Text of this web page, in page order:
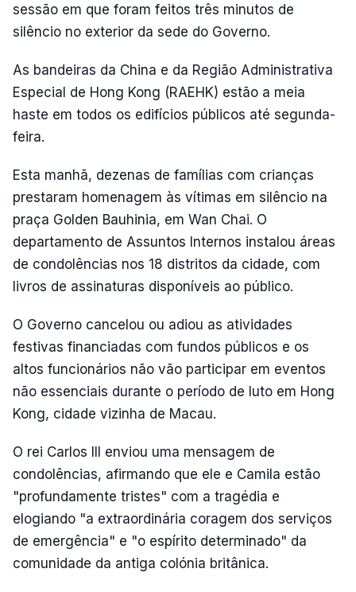
sessão em que foram feitos três minutos de
silêncio no exterior da sede do Governo.
As bandeiras da China e da Região Administrativa
Especial de Hong Kong (RAEHK) estão a meia
haste em todos os edifícios públicos até segunda-
feira.
Esta manhã, dezenas de famílias com crianças
prestaram homenagem às vítimas em silêncio na
praça Golden Bauhinia, em Wan Chai. O
departamento de Assuntos Internos instalou áreas
de condolências nos 18 distritos da cidade, com
livros de assinaturas disponíveis ao público.
O Governo cancelou ou adiou as atividades
festivas financiadas com fundos públicos e os
altos funcionários não vão participar em eventos
não essenciais durante o período de luto em Hong
Kong, cidade vizinha de Macau.
O rei Carlos III enviou uma mensagem de
condolências, afirmando que ele e Camila estão
"profundamente tristes" com a tragédia e
elogiando "a extraordinária coragem dos serviços
de emergência" e "o espírito determinado" da
comunidade da antiga colónia britânica.